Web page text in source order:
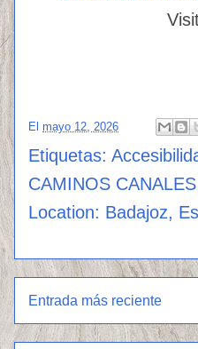
El mayo 12, 2026
Etiquetas:
CAMINOS
Location: Badajoz,
Entrada más reciente